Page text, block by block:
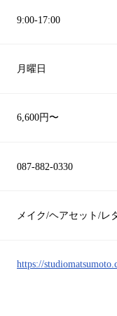
9:00‐17:00
月曜日
6,600円〜
087-882-0330
メイク/ヘアセット/レ
https://